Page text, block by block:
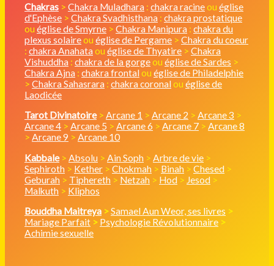
Chakras > Chakra Muladhara : chakra racineou église
d'Ephèse > Chakra Svadhisthana : chakra prostatique
ou église de Smyrne > Chakra Manipura : chakra du
plexus solaireou église de Pergame > Chakra du coeur
: chakra Anahata ou église de Thyatire > Chakra
Vishuddha : chakra de la gorgeou église de Sardes >
Chakra Ajna : chakra frontalou église de Philadelphie
> Chakra Sahasrara : chakra coronal ou église de
Laodicée
Tarot Divinatoire > Arcane 1 > Arcane 2 > Arcane 3 >
Arcane 4 > Arcane 5 > Arcane 6 > Arcane 7 > Arcane 8
> Arcane 9 > Arcane 10
Kabbale> Absolu > Ain Soph > Arbre de vie >
Sephiroth > Kether > Chokmah > Binah > Chesed >
Geburah > Tiphereth > Netzah > Hod > Jesod >
Malkuth > Kliphos
Bouddha Maitreya >Samael Aun Weor, ses livres >
Mariage Parfait > Psychologie Révolutionnaire >
Achimie sexuelle